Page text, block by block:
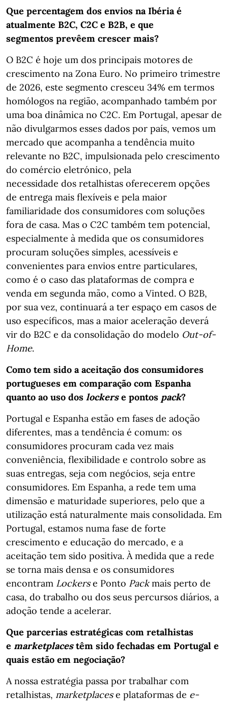
Que percentagem dos envios na Ibéria é
atualmente B2C, C2C e B2B, e que
segmentos prevêem crescer mais?
O B2C é hoje um dos principais motores de
crescimento na Zona Euro. No primeiro trimestre
de 2026, este segmento cresceu 34% em termos
homólogos na região, acompanhado também por
uma boa dinâmica no C2C. Em Portugal, apesar de
não divulgarmos esses dados por país, vemos um
mercado que acompanha a tendência muito
relevante no B2C, impulsionada pelo crescimento
do comércio eletrónico, pela
necessidade dos retalhistas oferecerem opções
de entrega mais flexíveis e pela maior
familiaridade dos consumidores com soluções
fora de casa. Mas o C2C também tem potencial,
especialmente à medida que os consumidores
procuram soluções simples, acessíveis e
convenientes para envios entre particulares,
como é o caso das plataformas de compra e
venda em segunda mão, como a Vinted. O B2B,
por sua vez, continuará a ter espaço em casos de
uso específicos, mas a maior aceleração deverá
vir do B2C e da consolidação do modelo Out-of-
Home.
Como tem sido a aceitação dos consumidores
portugueses em comparação com Espanha
quanto ao uso dos lockerse pontos pack?
Portugal e Espanha estão em fases de adoção
diferentes, mas a tendência é comum: os
consumidores procuram cada vez mais
conveniência, flexibilidade e controlo sobre as
suas entregas, seja com negócios, seja entre
consumidores. Em Espanha, a rede tem uma
dimensão e maturidade superiores, pelo que a
utilização está naturalmente mais consolidada. Em
Portugal, estamos numa fase de forte
crescimento e educação do mercado, e a
aceitação tem sido positiva. À medida que a rede
se torna mais densa e os consumidores
encontram Lockerse Ponto Packmais perto de
casa, do trabalho ou dos seus percursos diários, a
adoção tende a acelerar.
Que parcerias estratégicas com retalhistas
e marketplacestêm sido fechadas em Portugal e
quais estão em negociação?
A nossa estratégia passa por trabalhar com
retalhistas, marketplacese plataformas de e-